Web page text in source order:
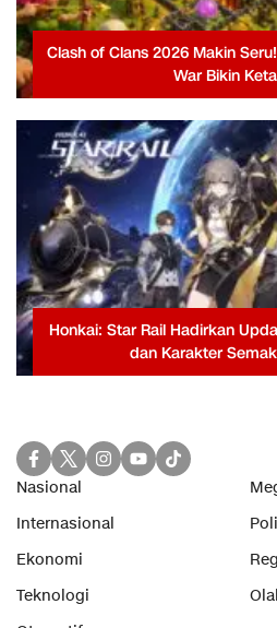
Clash of Clans 2026 Makin
War Bikin
Honkai: Star Rail Hadirkan
dan Karakter
Nasional
Internasional
Ekonomi
Teknologi